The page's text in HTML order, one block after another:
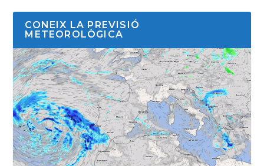
CONEIX LA PREVISIÓ
METEOROLÒGICA